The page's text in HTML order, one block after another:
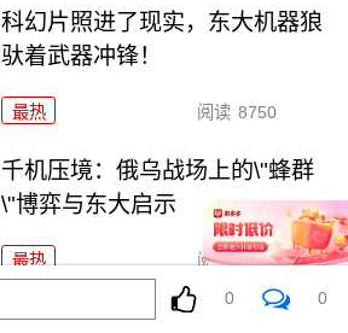
科幻片照进了现实，东大机器狼
驮着武器冲锋！
最热 阅读 8750
千机压境：俄乌战场上的\"蜂群
\"博弈与东大启示
最热 阅读 8530
波斯要给中东\"物理断网\"，特朗
0 0